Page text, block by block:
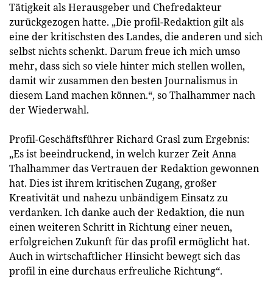
Tätigkeit als Herausgeber und Chefredakteur
zurückgezogen hatte. „Die profil-Redaktion gilt als
eine der kritischsten des Landes, die anderen und sich
selbst nichts schenkt. Darum freue ich mich umso
mehr, dass sich so viele hinter mich stellen wollen,
damit wir zusammen den besten Journalismus in
diesem Land machen können.“, so Thalhammer nach
der Wiederwahl.
Profil-Geschäftsführer Richard Grasl zum Ergebnis:
„Es ist beeindruckend, in welch kurzer Zeit Anna
Thalhammer das Vertrauen der Redaktion gewonnen
hat. Dies ist ihrem kritischen Zugang, großer
Kreativität und nahezu unbändigem Einsatz zu
verdanken. Ich danke auch der Redaktion, die nun
einen weiteren Schritt in Richtung einer neuen,
erfolgreichen Zukunft für das profil ermöglicht hat.
Auch in wirtschaftlicher Hinsicht bewegt sich das
profil in eine durchaus erfreuliche Richtung“.